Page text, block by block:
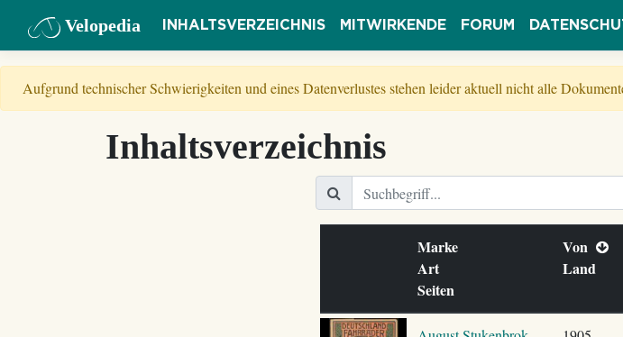
Velopedia INHALTSVERZEICHNIS MITWIRKENDE FORUM
Aufgrund technischer Schwierigkeiten und eines Datenverlustes stehen leider aktuell nicht alle
Inhaltsverzeichnis
Marke
Art
Seiten
Von
Land